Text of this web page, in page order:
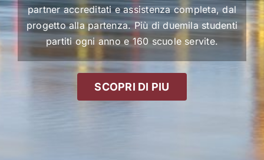
partner accreditati e assistenza completa, dal
progetto alla partenza. Più di duemila studenti
partiti ogni anno e 160 scuole servite.
SCOPRI DI PIU